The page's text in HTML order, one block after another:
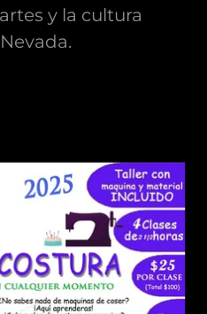
y la cultura